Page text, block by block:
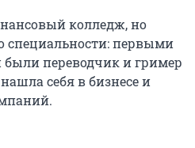
колледж, но
специальности: первыми
переводчик и гример
себя в бизнесе и